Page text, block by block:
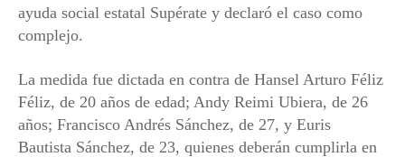
ayuda social estatal Supérate y declaró el caso como
complejo.
La medida fue dictada en contra de Hansel Arturo Féliz
Féliz, de 20 años de edad; Andy Reimi Ubiera, de 26
años; Francisco Andrés Sánchez, de 27, y Euris
Bautista Sánchez, de 23, quienes deberán cumplirla en